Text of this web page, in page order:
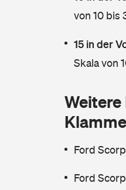
von 10 bis
15 in der
Skala von
Weitere
Ford
Ford